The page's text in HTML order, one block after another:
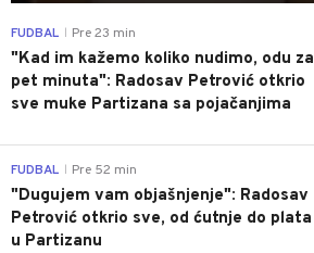
FUDBAL Pre 23 min
"Kad im kažemo koliko nudimo, odu za
pet minuta": Radosav Petrović otkrio
sve muke Partizana sa pojačanjima
FUDBAL Pre 52 min
"Dugujem vam objašnjenje": Radosav
Petrović otkrio sve, od ćutnje do plata
u Partizanu